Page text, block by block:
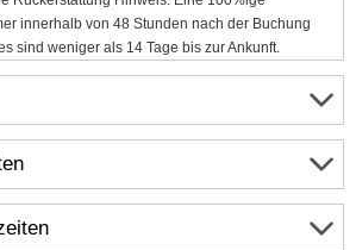
innerhalb von 48 Stunden nach der Buchung
sind weniger als 14 Tage bis zur Ankunft.